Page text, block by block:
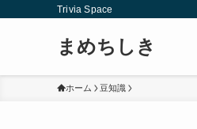
Trivia Space
まめちしき
ホーム 豆知識